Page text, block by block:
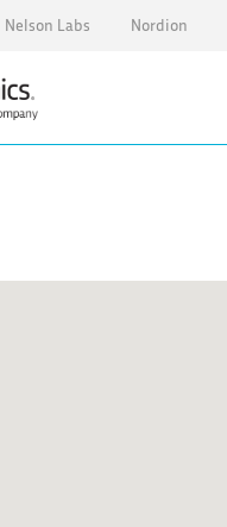
Nelson Labs Nordion